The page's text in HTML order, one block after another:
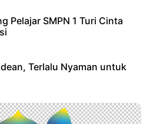
Pelajar SMPN 1 Turi Cinta
Terlalu Nyaman untuk